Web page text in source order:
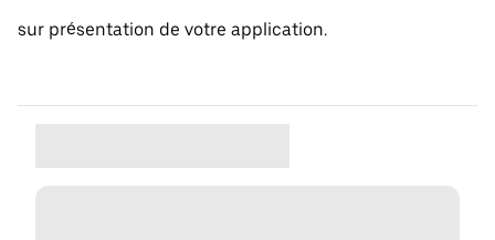
sur présentation de votre application.